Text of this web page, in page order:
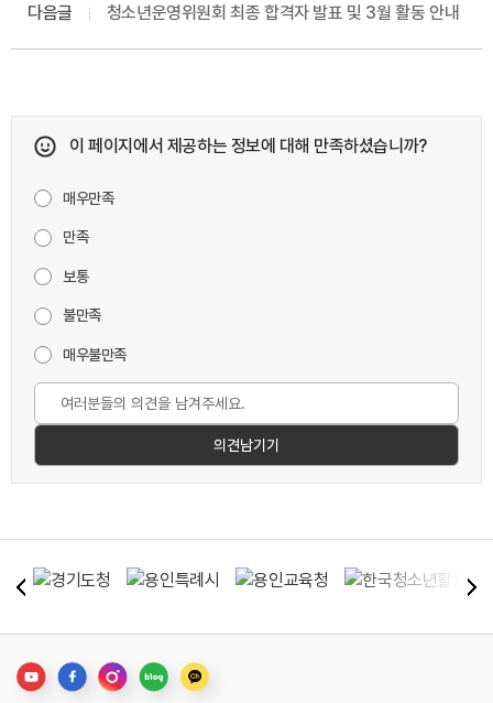
다음글 청소년운영위원회 최종 합격자 발표 및 3월 활동 안내
이 페이지에서 제공하는 정보에 대해 만족하셨습니까?
매우만족
만족
보통
불만족
매우불만족